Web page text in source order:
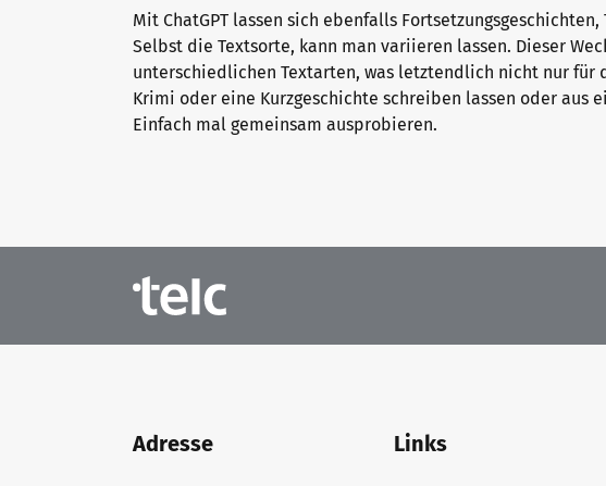
Sprachprüfungen: Support & FAQ
Training: Support & FAQ
Wir sind telc
telc in der Presse
Mit ChatGPT lassen sich ebenfalls
Selbst die Textsorte, kann man variieren lassen. Dieser
unterschiedlichen Textarten, was letztendlich nicht nur für
Krimi oder eine Kurzgeschichte schreiben lassen oder
Einfach mal gemeinsam ausprobieren.
Adresse Links